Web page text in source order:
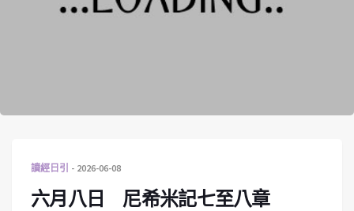
讀經日引 2026-06-08
六月八日 尼希米記七至八章